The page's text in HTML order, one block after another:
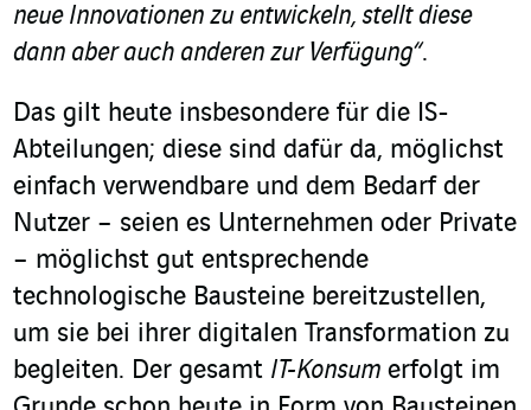
neue Innovationen zu entwickeln, stellt diese
dann aber auch anderen zur Verfügung“.
Das gilt heute insbesondere für die IS-
Abteilungen; diese sind dafür da, möglichst
einfach verwendbare und dem Bedarf der
Nutzer – seien es Unternehmen oder Private
– möglichst gut entsprechende
technologische Bausteine bereitzustellen,
um sie bei ihrer digitalen Transformation zu
begleiten. Der gesamt IT-Konsum erfolgt im